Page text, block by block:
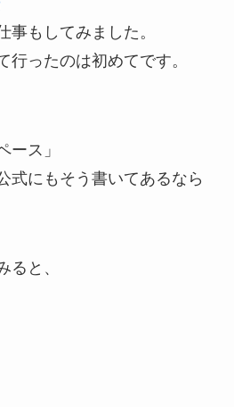
事もしてみました。
行ったのは初めてです。
ース」
式にもそう書いてあるなら
ると、